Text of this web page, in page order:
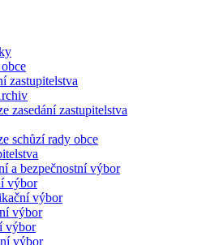
zastupitelstva
zasedání zastupitelstva
schůzí rady obce
a bezpečnostní výbor
výbor
výbor
výbor
výbor
výbor